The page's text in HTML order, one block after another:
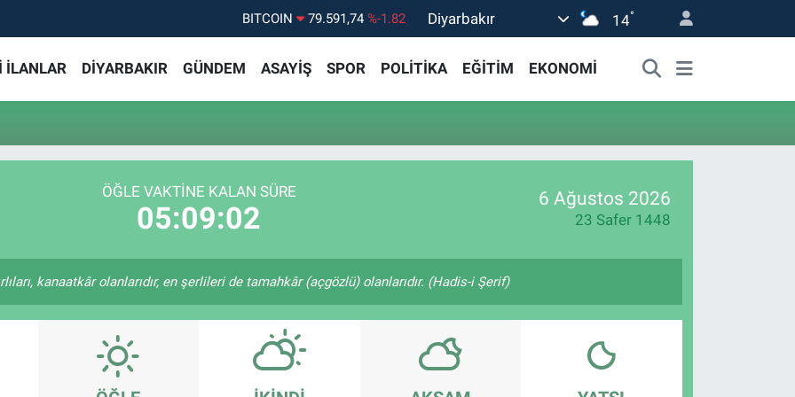
BITCOIN 79.591,74 %-1.82
G.ALTIN
6862,09000 %0.19
Diyarbakır 14°
İLANLAR DİYARBAKIR GÜNDEM ASAYİŞ SPOR POLİTİKA EĞİTİM EKONOMİ
ÖĞLE VAKTİNE KALAN SÜRE
05:09:02
6 Ağustos 2026
23 Safer 1448
kanaatkâr olanlarıdır, en şerlileri de tamahkâr (açgözlü) olanlarıdır. (Hadis-i Şerif)